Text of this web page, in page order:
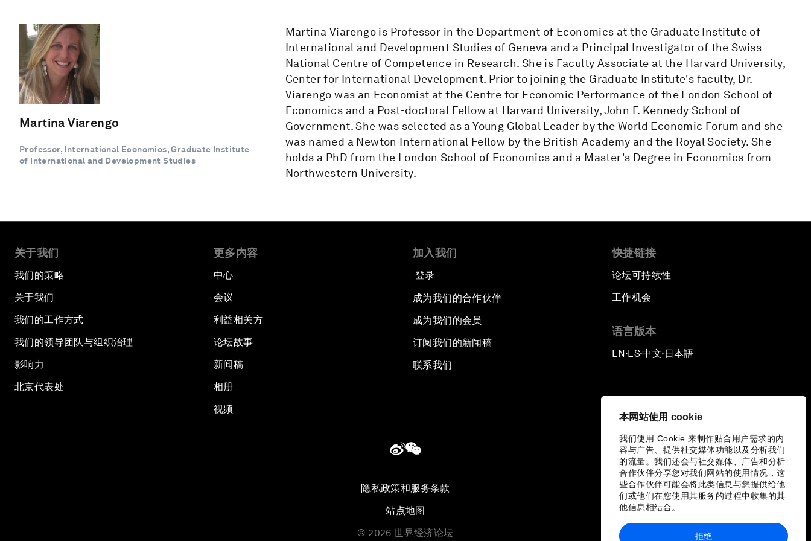
本网站使用 cookie
我们使用 Cookie 来制作贴合用户需求的内
容与广告、提供社交媒体功能以及分析我们
的流量。我们还会与社交媒体、广告和分析
合作伙伴分享您对我们网站的使用情况，这
些合作伙伴可能会将此类信息与您提供给他
们或他们在您使用其服务的过程中收集的其
他信息相结合。
拒绝
Martina Viarengo
Professor, International Economics, Graduate Institute
of International and Development Studies
Martina Viarengo is Professor in the Department of Economics at the Graduate Institute of
International and Development Studies of Geneva and a Principal Investigator of the Swiss
National Centre of Competence in Research. She is Faculty Associate at the Harvard University,
Center for International Development. Prior to joining the Graduate Institute's faculty, Dr.
Viarengo was an Economist at the Centre for Economic Performance of the London School of
Economics and a Post-doctoral Fellow at Harvard University, John F. Kennedy School of
Government. She was selected as a Young Global Leader by the World Economic Forum and she
was named a Newton International Fellow by the British Academy and the Royal Society. She
holds a PhD from the London School of Economics and a Master's Degree in Economics from
Northwestern University.
关于我们
我们的策略
关于我们
我们的工作方式
我们的领导团队与组织治理
影响力
北京代表处
更多内容
中心
会议
利益相关方
论坛故事
新闻稿
相册
视频
加入我们
登录
成为我们的合作伙伴
成为我们的会员
订阅我们的新闻稿
联系我们
快捷链接
论坛可持续性
工作机会
语言版本
EN ▪ES▪中文▪ 日本語
隐私政策和服务条款
站点地图
© 2026 世界经济论坛